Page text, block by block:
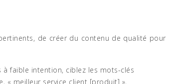
de créer du contenu de qualité pour
faible intention, ciblez les mots-clés
« meilleur service client [produit] »,